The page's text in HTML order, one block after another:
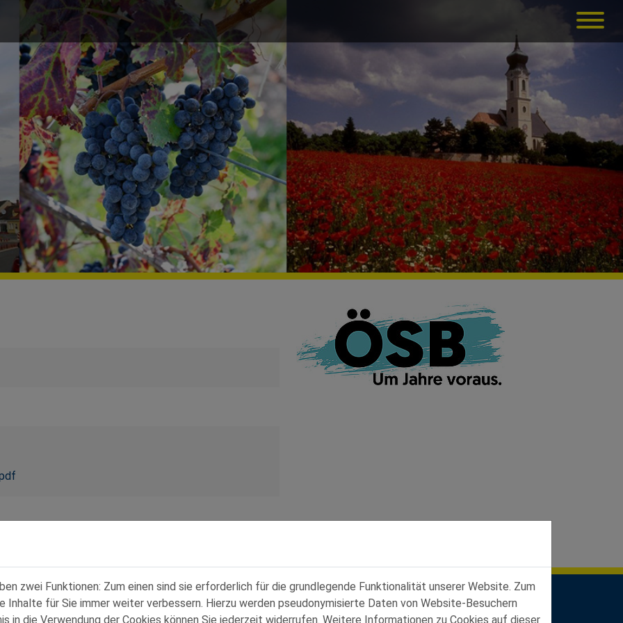
zwei Funktionen: Zum einen sind sie erforderlich für die grundlegende Funktionalität unserer Website. Zum
Inhalte für Sie immer weiter verbessern. Hierzu werden pseudonymisierte Daten von Website-Besuchern
in die Verwendung der Cookies können Sie jederzeit widerrufen. Weitere Informationen zu Cookies auf dieser